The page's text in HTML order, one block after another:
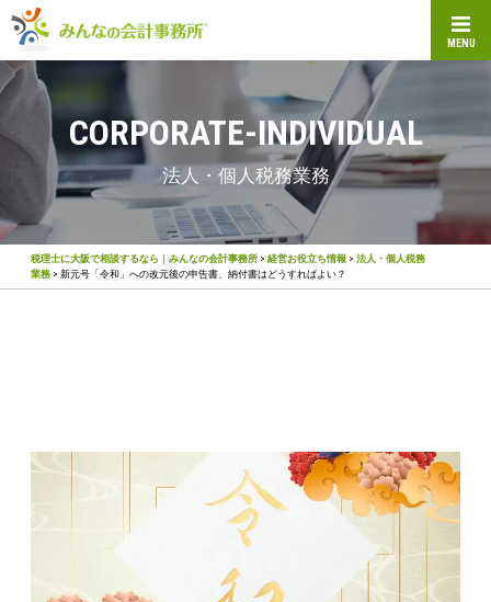
MENU
CORPORATE-INDIVIDUAL
法人・個人税務業務
税理士に大阪で相談するなら｜みんなの会計事務所 > 経営お役立ち情報 > 法人・個人税務
業務 > 新元号「令和」への改元後の申告書、納付書はどうすればよい？